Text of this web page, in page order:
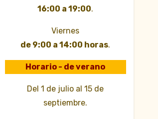
16:00 a 19:00.
Viernes
de 9:00 a 14:00 horas.
Horario - de verano
Del 1 de julio al 15 de
septiembre.